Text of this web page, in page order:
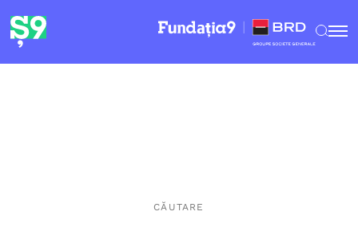
CĂUTARE